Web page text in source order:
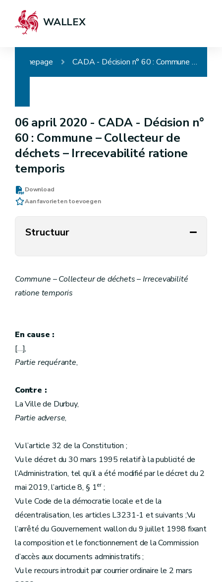
WALLEX
Homepage CADA - Décision n° 60 : Commune – Collecteur de déchets – Irrecevabilité ratione temporis
06 april 2020 - CADA - Décision n°
60 : Commune – Collecteur de
déchets – Irrecevabilité ratione
temporis
Download
Aan favorieten toevoegen
Structuur
Commune – Collecteur de déchets – Irrecevabilité
ratione temporis
En cause :
[…],
Partie requérante,
Contre :
La Ville de Durbuy,
Partie adverse,
Vu l’article 32 de la Constitution ;
Vu le décret du 30 mars 1995 relatif à la publicité de
l’Administration, tel qu’il a été modifié par le décret du 2
mai 2019, l’article 8, § 1er;
Vu le Code de la démocratie locale et de la
décentralisation, les articles L3231-1 et suivants ;Vu
l’arrêté du Gouvernement wallon du 9 juillet 1998 fixant
la composition et le fonctionnement de la Commission
d’accès aux documents administratifs ;
Vu le recours introduit par courrier ordinaire le 2 mars